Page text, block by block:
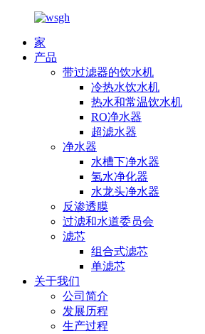
家
产品
带过滤器的饮水机
冷热水饮水机
热水和常温饮水机
RO净水器
超滤水器
净水器
水槽下净水器
氢水净化器
水龙头净水器
反渗透膜
过滤和水道委员会
滤芯
组合式滤芯
单滤芯
关于我们
公司简介
发展历程
生产过程